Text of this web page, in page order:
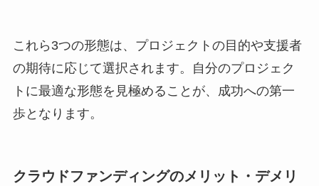
これら3つの形態は、プロジェクトの目的や支援者
の期待に応じて選択されます。自分のプロジェク
トに最適な形態を見極めることが、成功への第一
歩となります。
クラウドファンディングのメリット・デメリ